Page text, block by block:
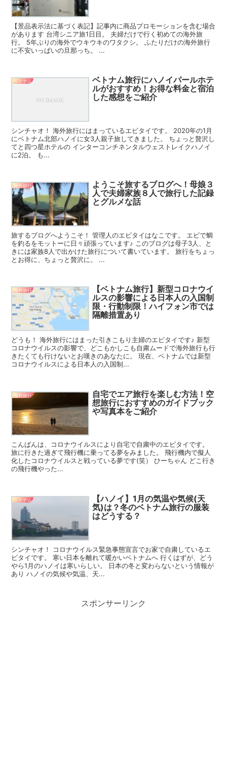
【景品表示法に基づく表記】記事内に商品プロモーションを含む場合
があります 台湾シニア旅1日目。 夫婦だけで行く初めての海外旅
行。 5年ぶりの海外でウキウキのワタクシ。 ふたりだけの海外旅行
に不安いっぱいの旦那っち。 ...
ベトナム
ベトナム旅行にハノイパールホテ
ルがおすすめ！お得な料金と宿泊
した感想をご紹介
シンチャオ！ 海外旅行にはまっているエビタイです。 2020年の1月
にベトナム北部ハノイに女3人親子旅してきました。 ちょっと贅沢し
てと四つ星ホテルの インターコンチネンタルウェストレイクハノイ
に2泊。 も...
海外旅行
ようこそ旅するブログへ！母娘３
人で夫婦家族８人で旅行した記録
とグルメな話
旅するブログへようこそ！ 管理人のエビタイはなこです。 エビで鯛
を釣るをモットーに日々頑張っています♪ このブログは母子3人、と
きには家族8人で出かけた旅行について書いています。 旅行をちょっ
とお得に、ちょっと贅沢に。 ...
海外旅行
【ベトナム旅行】新型コロナウイ
ルスの影響による日本人の入国制
限・行動制限！ハイフォン市では
隔離措置あり
どうも！ 海外旅行にはまった引きこもり主婦のエビタイです♪ 新型
コロナウイルスの影響で、どこもかしこも自粛ムードで海外旅行も行
きたくても行けないとお嘆きのあなたに。 現在、ベトナムでは新型
コロナウイルスによる日本人の入国制...
海外旅行
自宅でエア旅行を楽しむ方法！空
想旅行におすすめのガイドブック
や写真本をご紹介
こんばんは、コロナウイルスにより自宅で自粛中のエビタイです。
旅に行きた過ぎて飛行機に乗ってる夢をみました。 飛行機内で擬人
化したコロナウイルスと戦っている夢です(笑） ひーちゃん どこ行き
の飛行機やった...
ベトナム
【ハノイ】1月の気温や気候(天
気)は？冬のベトナム旅行の服装
はどうする？
シンチャオ！ コロナウイルス緊急事態宣言でお家で自粛しているエ
ビタイです。 寒い日本を離れて暖かいベトナムへ 行くはずが、どう
やら1月のハノイは寒いらしい。 日本の冬と変わらないという情報が
あり ハノイの気候や気温、天...
スポンサーリンク